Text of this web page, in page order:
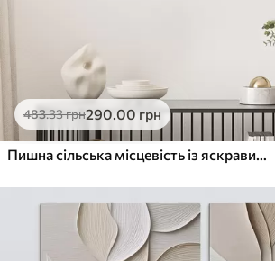
483.33грн290.00 грн
Пишна сільська місцевість із яскравим лугом диких квітів, наповненим різнокольоровими квітами під хмарним небом